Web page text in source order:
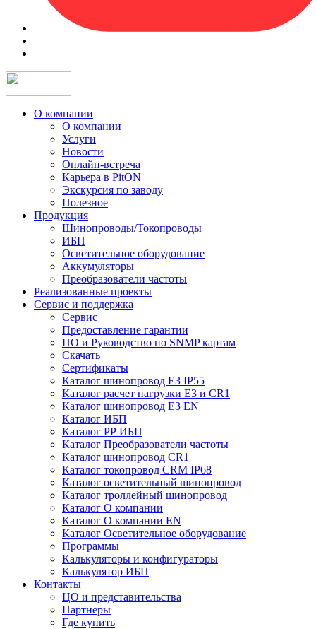
О компании
О компании
Услуги
Новости
Онлайн-встреча
Карьера в PitON
Экскурсия по заводу
Полезное
Продукция
Шинопроводы/Токопроводы
ИБП
Осветительное оборудование
Аккумуляторы
Преобразователи частоты
Реализованные проекты
Сервис и поддержка
Сервис
Предоставление гарантии
ПО и Руководство по SNMP картам
Скачать
Сертификаты
Каталог шинопровод E3 IP55
Каталог расчет нагрузки Е3 и CR1
Каталог шинопровод E3 EN
Каталог ИБП
Каталог РР ИБП
Каталог Преобразователи частоты
Каталог шинопровод CR1
Каталог токопровод CRM IP68
Каталог осветительный шинопровод
Каталог троллейный шинопровод
Каталог О компании
Каталог О компании EN
Каталог Осветительное оборудование
Программы
Калькуляторы и конфигураторы
Калькулятор ИБП
Контакты
ЦО и представительства
Партнеры
Где купить